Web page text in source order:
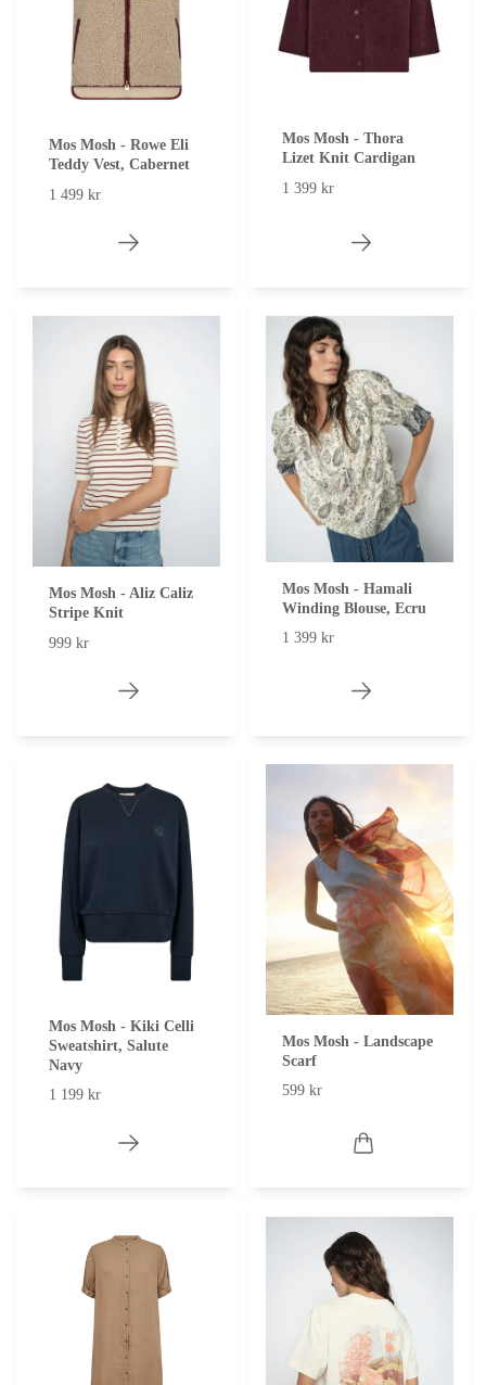
Mos Mosh - Rowe Eli
Teddy Vest, Cabernet
1 499 kr
Mos Mosh - Thora
Lizet Knit Cardigan
1 399 kr
Mos Mosh - Aliz Caliz
Stripe Knit
999 kr
Mos Mosh - Hamali
Winding Blouse, Ecru
1 399 kr
Mos Mosh - Kiki Celli
Sweatshirt, Salute
Navy
1 199 kr
Mos Mosh - Landscape
Scarf
599 kr